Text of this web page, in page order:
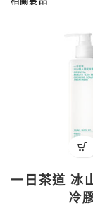
一日茶道 冰
冷